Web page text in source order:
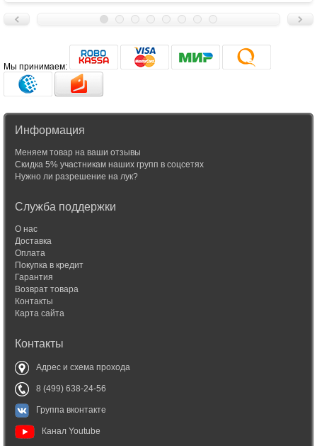
Мы принимаем:
Информация
Меняем товар на ваши отзывы
Скидка 5% участникам наших групп в соцсетях
Нужно ли разрешение на лук?
Служба поддержки
О нас
Доставка
Оплата
Покупка в кредит
Гарантия
Возврат товара
Контакты
Карта сайта
Контакты
Адрес и схема прохода
8 (499) 638-24-56
Группа вконтакте
Канал Youtube